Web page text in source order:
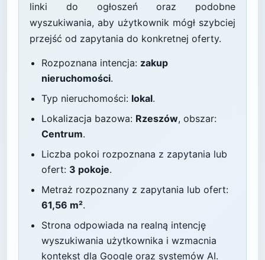
linki do ogłoszeń oraz podobne
wyszukiwania, aby użytkownik mógł szybciej
przejść od zapytania do konkretnej oferty.
Rozpoznana intencja: zakup
nieruchomości.
Typ nieruchomości: lokal.
Lokalizacja bazowa: Rzeszów, obszar:
Centrum.
Liczba pokoi rozpoznana z zapytania lub
ofert: 3 pokoje.
Metraż rozpoznany z zapytania lub ofert:
61,56 m².
Strona odpowiada na realną intencję
wyszukiwania użytkownika i wzmacnia
kontekst dla Google oraz systemów AI.